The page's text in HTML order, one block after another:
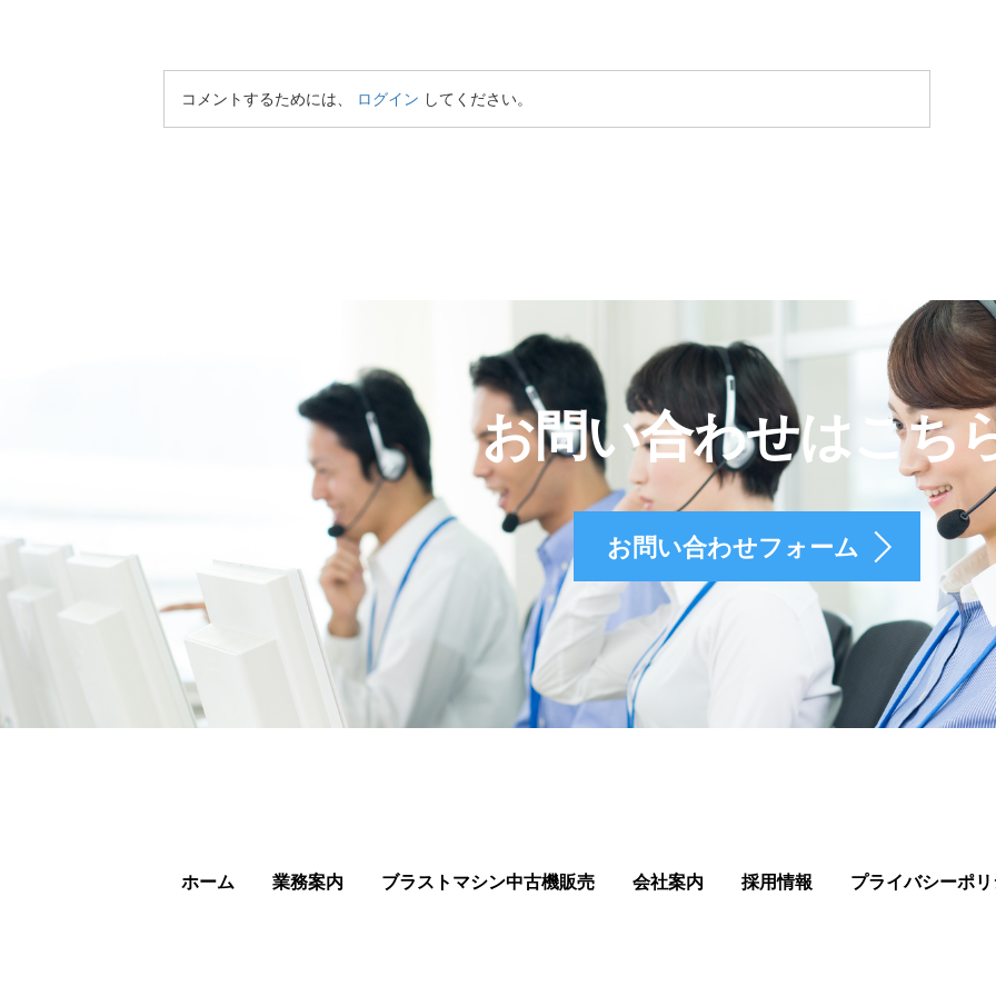
コメントするためには、 ログイン してください。
お問い合わせはこち
お問い合わせフォーム
ホーム 業務案内 ブラストマシン中古機販売 会社案内 採用情報 プライバシーポリ